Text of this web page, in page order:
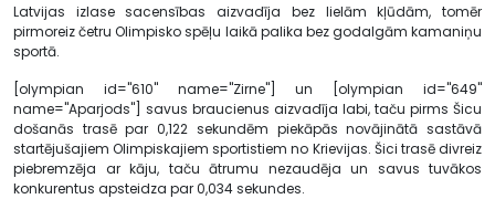
Latvijas izlase sacensības aizvadīja bez lielām kļūdām, tomēr
pirmoreiz četru Olimpisko spēļu laikā palika bez godalgām kamaniņu
sportā.
[olympian id="610" name="Zirne"] un [olympian id="649"
name="Aparjods"] savus braucienus aizvadīja labi, taču pirms Šicu
došanās trasē par 0,122 sekundēm piekāpās novājinātā sastāvā
startējušajiem Olimpiskajiem sportistiem no Krievijas. Šici trasē divreiz
piebremzēja ar kāju, taču ātrumu nezaudēja un savus tuvākos
konkurentus apsteidza par 0,034 sekundes.